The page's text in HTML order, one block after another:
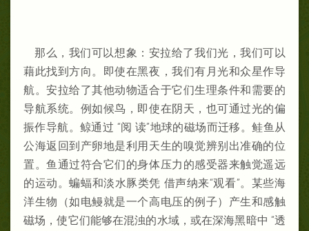
那么，我们可以想象：安拉给了我们光，我们可以
藉此找到方向。即使在黑夜，我们有月光和众星作导
航。安拉给了其他动物适合于它们生理条件和需要的
导航系统。例如候鸟，即使在阴天，也可通过光的偏
振作导航。鲸通过 “阅 读”地球的磁场而迁移。鲑鱼从
公海返回到产卵地是利用天生的嗅觉辨别出准确的位
置。鱼通过符合它们的身体压力的感受器来触觉遥远
的运动。蝙蝠和淡水豚类凭 借声纳来“观看”。某些海
洋生物（如电鳗就是一个高电压的例子）产生和感触
磁场，使它们能够在混浊的水域，或在深海黑暗中 “透